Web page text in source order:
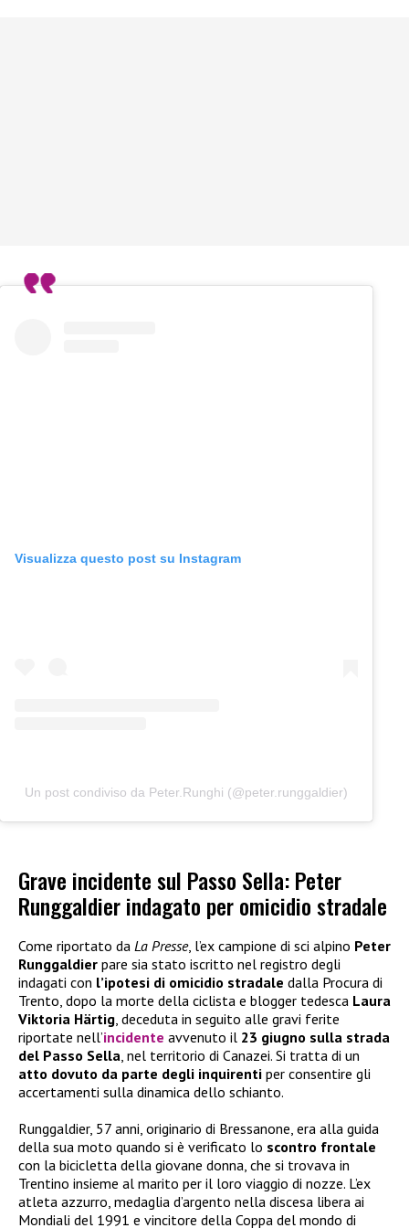
Visualizza questo post su Instagram
Un post condiviso da Peter.Runghi (@peter.runggaldier)
Grave incidente sul Passo Sella: Peter
Runggaldier indagato per omicidio stradale
Come riportato da La Presse, l’ex campione di sci alpino Peter
Runggaldier pare sia stato iscritto nel registro degli
indagati con l’ipotesi di omicidio stradale dalla Procura di
Trento, dopo la morte della ciclista e blogger tedesca Laura
Viktoria Härtig, deceduta in seguito alle gravi ferite
riportate nell’incidente avvenuto il 23 giugno sulla strada
del Passo Sella, nel territorio di Canazei. Si tratta di un
atto dovuto da parte degli inquirenti per consentire gli
accertamenti sulla dinamica dello schianto.
Runggaldier, 57 anni, originario di Bressanone, era alla guida
della sua moto quando si è verificato lo scontro frontale
con la bicicletta della giovane donna, che si trovava in
Trentino insieme al marito per il loro viaggio di nozze. L’ex
atleta azzurro, medaglia d’argento nella discesa libera ai
Mondiali del 1991 e vincitore della Coppa del mondo di